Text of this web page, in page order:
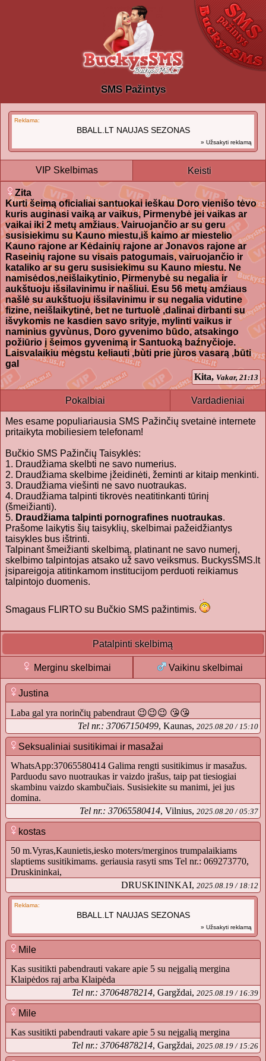
SMS Pažintys
Reklama:
BBALL.LT NAUJAS SEZONAS
» Užsakyti reklamą
VIP Skelbimas Keisti
Zita
Kurti šeimą oficialiai santuokai ieškau Doro vienišo tėvo
kuris auginasi vaiką ar vaikus, Pirmenybė jei vaikas ar
vaikai iki 2 metų amžiaus. Vairuojančio ar su geru
susisiekimu su Kauno miestu,iš kaimo ar miestelio
Kauno rajone ar Kėdainių rajone ar Jonavos rajone ar
Raseinių rajone su visais patogumais, vairuojančio ir
kataliko ar su geru susisiekimu su Kauno miestu. Ne
namisėdos,neišlaikytinio, Pirmenybė su negalia ir
aukštuoju išsilavinimu ir našliui. Esu 56 metų amźiaus
našlė su aukštuoju išsilavinimu ir su negalia vidutine
fizine, neišlaikytinė, bet ne turtuolė ,dalinai dirbanti su
išvykomis ne kasdien savo srityje, mylinti vaikus ir
naminius gyvùnus, Doro gyvenimo būdo, atsakingo
požiūrio į šeimos gyvenimą ir Santuoką baźnyčioje.
Laisvalaikiu mėgstu keliauti ,bùti prie jùros vasarą ,būti
gal
Kita, Vakar, 21:13
Pokalbiai Vardadieniai
Mes esame populiariausia SMS Pažinčių svetainė internete
pritaikyta mobiliesiem telefonam!
Bučkio SMS Pažinčių Taisyklės:
1. Draudžiama skelbti ne savo numerius.
2. Draudžiama skelbime įžeidinėti, žeminti ar kitaip menkinti.
3. Draudžiama viešinti ne savo nuotraukas.
4. Draudžiama talpinti tikrovės neatitinkanti tūrinį
(šmeižianti).
5. Draudžiama talpinti pornografines nuotraukas.
Prašome laikytis šių taisyklių, skelbimai pažeidžiantys
taisykles bus ištrinti.
Talpinant šmeižianti skelbimą, platinant ne savo numerį,
skelbimo talpintojas atsako už savo veiksmus. BuckysSMS.lt
įsipareigoja atitinkamom institucijom perduoti reikiamus
talpintojo duomenis.
Smagaus FLIRTO su Bučkio SMS pažintimis.
Patalpinti skelbimą
Merginu skelbimai Vaikinu skelbimai
Justina
Laba gal yra norinčių pabendraut 😉😉😉 😘😘
Tel nr.: 37067150499, Kaunas, 2025.08.20 / 15:10
Seksualiniai susitikimai ir masažai
WhatsApp:37065580414 Galima rengti susitikimus ir masažus.
Parduodu savo nuotraukas ir vaizdo įrašus, taip pat tiesiogiai
skambinu vaizdo skambučiais. Susisiekite su manimi, jei jus
domina.
Tel nr.: 37065580414, Vilnius, 2025.08.20 / 05:37
kostas
50 m.Vyras,Kaunietis,iesko moters/merginos trumpalaikiams
slaptiems susitikimams. geriausia rasyti sms Tel nr.: 069273770,
Druskininkai,
DRUSKININKAI, 2025.08.19 / 18:12
Reklama:
BBALL.LT NAUJAS SEZONAS
» Užsakyti reklamą
Mile
Kas susitikti pabendrauti vakare apie 5 su neįgalią mergina
Klaipėdos raj arba Klaipėda
Tel nr.: 37064878214, Gargždai, 2025.08.19 / 16:39
Mile
Kas susitikti pabendrauti vakare apie 5 su neįgalią mergina
Tel nr.: 37064878214, Gargždai, 2025.08.19 / 15:26